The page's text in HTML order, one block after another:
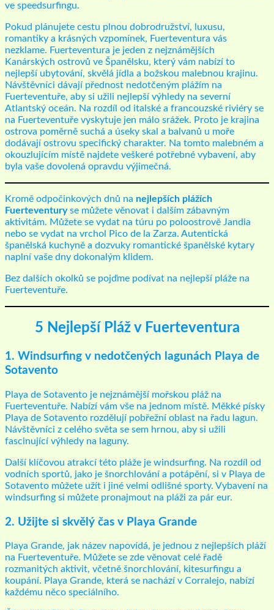
ve speedsurfingu.
Pokud plánujete cestu plnou dobrodružství, luxusu,
romantiky a krásných vzpomínek, Fuerteventura vás
nezklame. Fuerteventura je jeden z nejznámějších
Kanárských ostrovů ve Španělsku, který vám nabízí to
nejlepší ubytování, skvělá jídla a božskou malebnou krajinu.
Návštěvníci dávají přednost nedotčeným plážím na
Fuerteventuře, aby si užili nejlepší výhledy na severní
Atlantský oceán. Na rozdíl od italské a francouzské riviéry se
na Fuerteventuře vyskytuje jen málo srážek. Proto je krajina
ostrova poměrně suchá a úseky skal a balvanů u moře
dodávají ostrovu specifický charakter. Na tomto malebném a
okouzlujícím místě najdete veškeré potřebné vybavení, aby
byla vaše dovolená opravdu výjimečná.
Kromě odpočinkových dnů na nejlepších plážích
Fuerteventuryse můžete věnovat i dalším zábavným
aktivitám. Můžete se vydat na túru po poloostrově Jandia
nebo se vydat na vrchol Pico de la Zarza. Autentická
španělská kuchyně a dozvuky romantické španělské kytary
naplní vaše dny dokonalým klidem.
Bez dalších okolků se pojďme podívat na nejlepší pláže na
Fuerteventuře.
5 Nejlepší Pláž v Fuerteventura
1. Windsurfing v nedotčených lagunách Playa de
Sotavento
Playa de Sotavento je nejznámější mořskou pláž na
Fuerteventuře. Nabízí vám vše na jednom místě. Měkké písky
Playa de Sotavento rozdělují pobřežní oblast na řadu lagun.
Návštěvníci z celého světa se sem hrnou, aby si užili
fascinující výhledy na laguny.
Další klíčovou atrakcí této pláže je windsurfing. Na rozdíl od
vodních sportů, jako je šnorchlování a potápění, si v Playa de
Sotavento můžete užít i jiné velmi odlišné sporty. Vybavení na
windsurfing si můžete pronajmout na pláži za pár eur.
2. Užijte si skvělý čas v Playa Grande
Playa Grande, jak název napovídá, je jednou z nejlepších pláží
na Fuerteventuře. Můžete se zde věnovat celé řadě
rozmanitých aktivit, včetně šnorchlování, kitesurfingu a
koupání. Playa Grande, která se nachází v Corralejo, nabízí
každému něco speciálního.